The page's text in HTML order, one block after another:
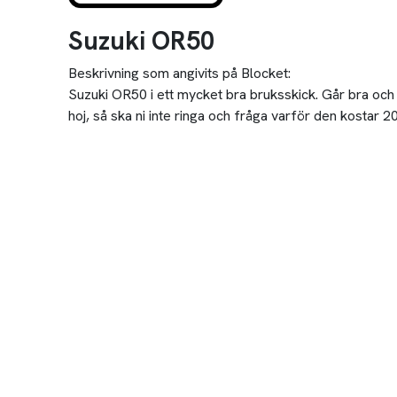
Suzuki OR50
Beskrivning som angivits på Blocket:
Suzuki OR50 i ett mycket bra bruksskick. Går bra
hoj, så ska ni inte ringa och fråga varför den kostar